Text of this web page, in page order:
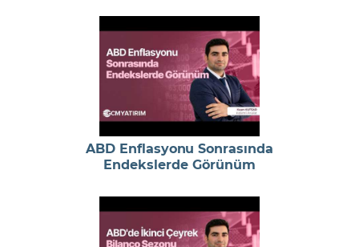
ABD Enflasyonu Sonrasında
Endekslerde Görünüm